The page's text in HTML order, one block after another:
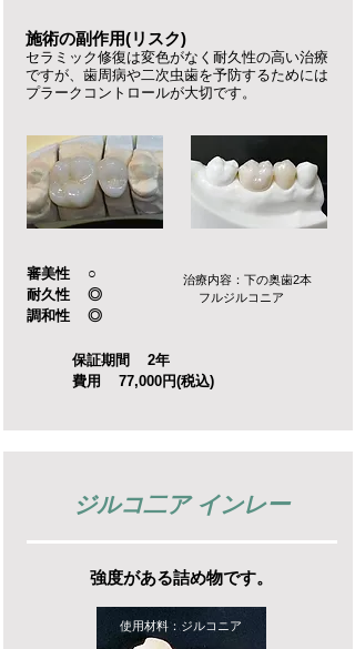
施術の副作用(リスク)
セラミック修復は変色がなく耐久性の高い治療
ですが、歯周病や二次虫歯を予防するためには
プラークコントロールが大切です。
審美性 ○
耐久性 ◎
調和性 ◎
治療内容：下の奥歯2本
フルジルコニア
保証期間 2年
費用 77,000円(税込)
ジルコ二ア インレー
強度がある詰め物です。
使用材料：ジルコニア